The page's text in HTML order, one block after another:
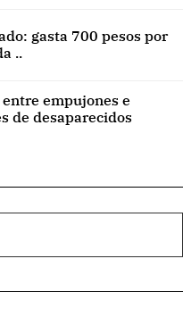
gasta 700 pesos por
..
empujones e
de desaparecidos